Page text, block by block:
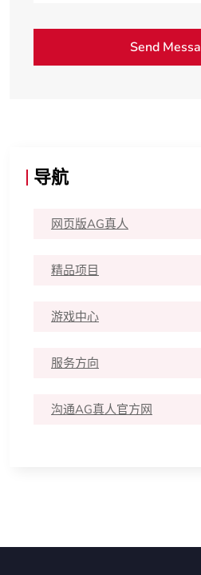
导航
网页版AG真人
精品项目
游戏中心
服务方向
沟通AG真人官方网